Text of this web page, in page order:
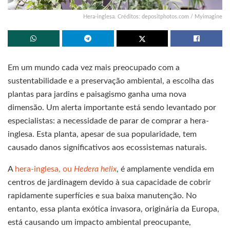
Hera-inglesa. Créditos: depositphotos.com / Myimagine
Em um mundo cada vez mais preocupado com a
sustentabilidade e a preservação ambiental, a escolha das
plantas para jardins e paisagismo ganha uma nova
dimensão. Um alerta importante está sendo levantado por
especialistas: a necessidade de parar de comprar a hera-
inglesa. Esta planta, apesar de sua popularidade, tem
causado danos significativos aos ecossistemas naturais.
A hera-inglesa, ou Hedera helix, é amplamente vendida em
centros de jardinagem devido à sua capacidade de cobrir
rapidamente superfícies e sua baixa manutenção. No
entanto, essa planta exótica invasora, originária da Europa,
está causando um impacto ambiental preocupante,